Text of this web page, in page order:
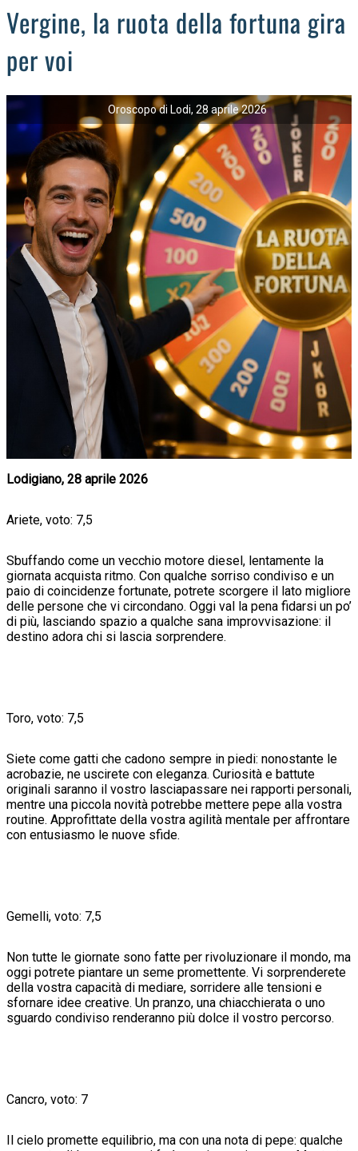
Vergine, la ruota della fortuna gira
per voi
Oroscopo di Lodi, 28 aprile 2026
Lodigiano, 28 aprile 2026
Ariete, voto: 7,5
Sbuffando come un vecchio motore diesel, lentamente la
giornata acquista ritmo. Con qualche sorriso condiviso e un
paio di coincidenze fortunate, potrete scorgere il lato migliore
delle persone che vi circondano. Oggi val la pena fidarsi un po’
di più, lasciando spazio a qualche sana improvvisazione: il
destino adora chi si lascia sorprendere.
Toro, voto: 7,5
Siete come gatti che cadono sempre in piedi: nonostante le
acrobazie, ne uscirete con eleganza. Curiosità e battute
originali saranno il vostro lasciapassare nei rapporti personali,
mentre una piccola novità potrebbe mettere pepe alla vostra
routine. Approfittate della vostra agilità mentale per affrontare
con entusiasmo le nuove sfide.
Gemelli, voto: 7,5
Non tutte le giornate sono fatte per rivoluzionare il mondo, ma
oggi potrete piantare un seme promettente. Vi sorprenderete
della vostra capacità di mediare, sorridere alle tensioni e
sfornare idee creative. Un pranzo, una chiacchierata o uno
sguardo condiviso renderanno più dolce il vostro percorso.
Cancro, voto: 7
Il cielo promette equilibrio, ma con una nota di pepe: qualche